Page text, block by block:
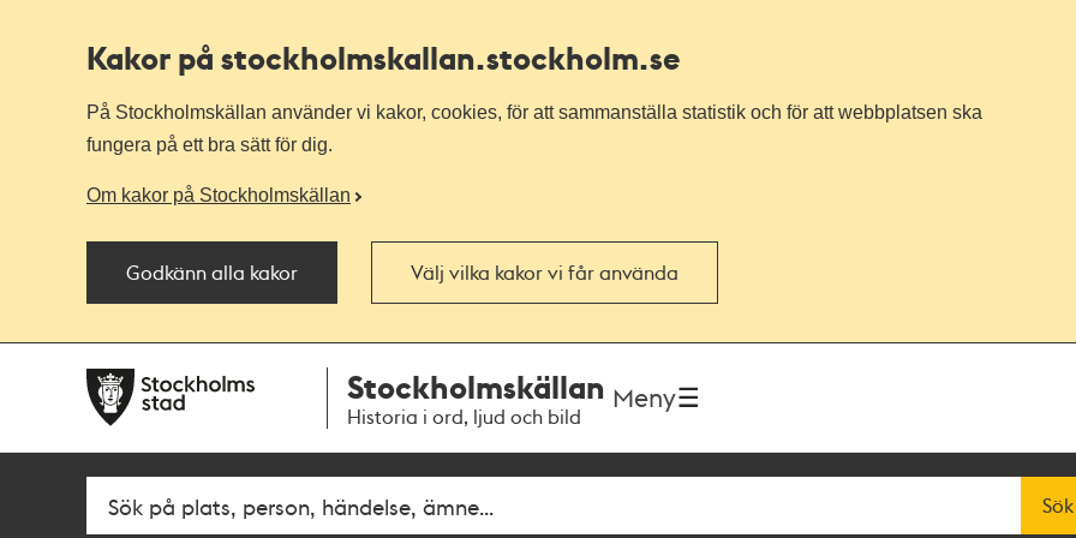
Kakor på stockholmskallan.stockholm.se
På Stockholmskällan använder vi kakor, cookies, för att sammanställa statistik och för att webbplatsen ska
fungera på ett bra sätt för dig.
Om kakor på Stockholmskällan
Godkänn alla kakor Välj vilka kakor vi får använda
navigationen
huvudinnehållet
Stockholmskällan
Historia i ord, ljud och bild
Meny
Fritextsök Sök